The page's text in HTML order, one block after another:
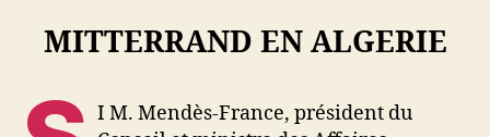
MITTERRAND EN ALGERIE
I M. Mendès-France, président du